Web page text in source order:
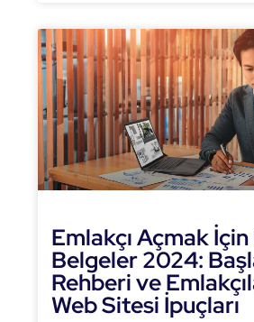
Emlakçı Açmak
Belgeler 2024:
Rehberi ve
Web Sitesi İpuçları